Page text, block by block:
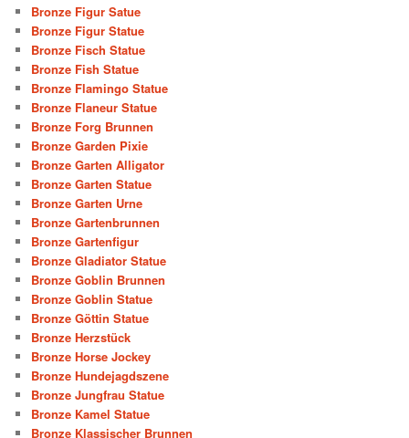
Bronze Figur Satue
Bronze Figur Statue
Bronze Fisch Statue
Bronze Fish Statue
Bronze Flamingo Statue
Bronze Flaneur Statue
Bronze Forg Brunnen
Bronze Garden Pixie
Bronze Garten Alligator
Bronze Garten Statue
Bronze Garten Urne
Bronze Gartenbrunnen
Bronze Gartenfigur
Bronze Gladiator Statue
Bronze Goblin Brunnen
Bronze Goblin Statue
Bronze Göttin Statue
Bronze Herzstück
Bronze Horse Jockey
Bronze Hundejagdszene
Bronze Jungfrau Statue
Bronze Kamel Statue
Bronze Klassischer Brunnen